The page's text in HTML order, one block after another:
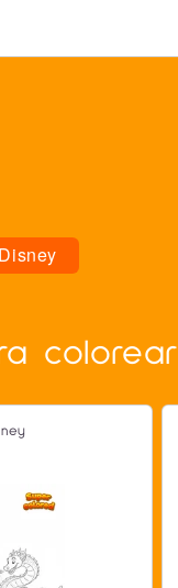
Disney
colorear